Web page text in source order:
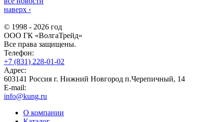
наверх ‹
© 1998 - 2026 год
ООО ГК «ВолгаТрейд»
Все права защищены.
Телефон:
+7 (831) 228-01-02
Адрес:
603141 Россия г. Нижний Новгород п.Черепичный, 14
E-mail:
info@kung.ru
О компании